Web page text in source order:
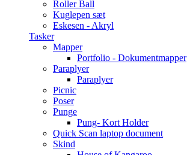
Roller Ball
Kuglepen sæt
Eskesen - Akryl
Tasker
Mapper
Portfolio - Dokumentmapper
Paraplyer
Paraplyer
Picnic
Poser
Punge
Pung- Kort Holder
Quick Scan laptop document
Skind